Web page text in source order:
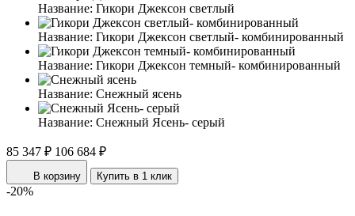
Название: Гикори Джексон светлый
Название: Гикори Джексон светлый- комбинированный
Название: Гикори Джексон темный- комбинированный
Название: Снежный ясень
Название: Снежный Ясень- серый
85 347 ₽ 106 684 ₽
В корзину Купить в 1 клик
-20%